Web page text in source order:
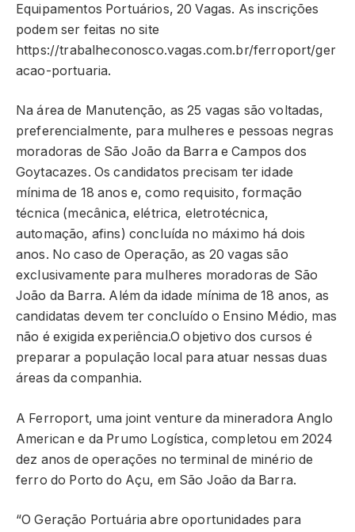
Equipamentos Portuários, 20 Vagas. As inscrições
podem ser feitas no site
https://trabalheconosco.vagas.com.br/ferroport/ger
acao-portuaria.
Na área de Manutenção, as 25 vagas são voltadas,
preferencialmente, para mulheres e pessoas negras
moradoras de São João da Barra e Campos dos
Goytacazes. Os candidatos precisam ter idade
mínima de 18 anos e, como requisito, formação
técnica (mecânica, elétrica, eletrotécnica,
automação, afins) concluída no máximo há dois
anos. No caso de Operação, as 20 vagas são
exclusivamente para mulheres moradoras de São
João da Barra. Além da idade mínima de 18 anos, as
candidatas devem ter concluído o Ensino Médio, mas
não é exigida experiência.O objetivo dos cursos é
preparar a população local para atuar nessas duas
áreas da companhia.
A Ferroport, uma joint venture da mineradora Anglo
American e da Prumo Logística, completou em 2024
dez anos de operações no terminal de minério de
ferro do Porto do Açu, em São João da Barra.
“O Geração Portuária abre oportunidades para